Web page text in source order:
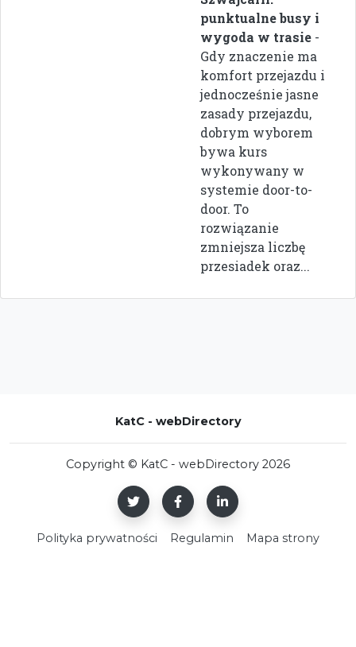
punktualne busy i
wygoda w trasie -
Gdy znaczenie ma
komfort przejazdu i
jednocześnie jasne
zasady przejazdu,
dobrym wyborem
bywa kurs
wykonywany w
systemie door-to-
door. To
rozwiązanie
zmniejsza liczbę
przesiadek oraz...
KatC - webDirectory
Copyright © KatC - webDirectory 2026
Polityka prywatności Regulamin Mapa strony